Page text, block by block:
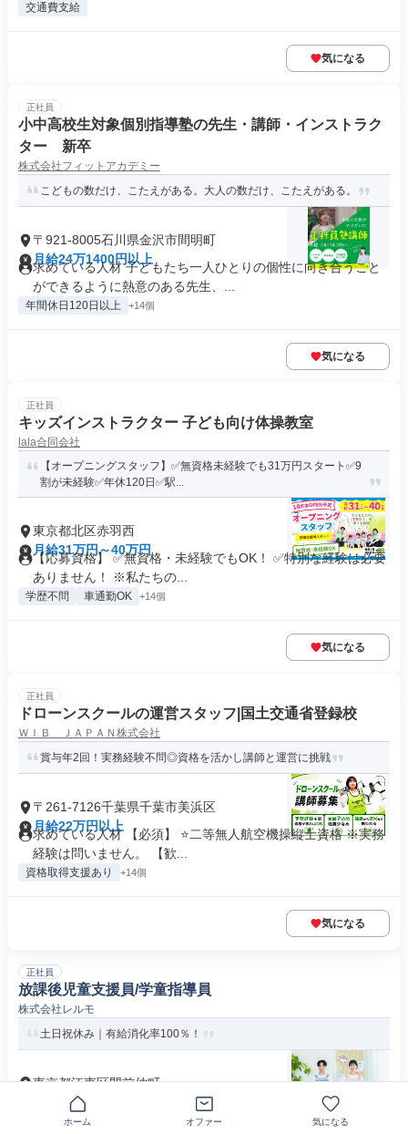
交通費支給
気になる
正社員
小中高校生対象個別指導塾の先生・講師・インストラク
ター 新卒
株式会社フィットアカデミー
こどもの数だけ、こたえがある。大人の数だけ、こたえがある。
〒921-8005石川県金沢市間明町
月給24万1400円以上
求めている人材 子どもたち一人ひとりの個性に向き合うこと
ができるように熱意のある先生、...
年間休日120日以上 +14個
気になる
正社員
キッズインストラクター 子ども向け体操教室
lala合同会社
【オープニングスタッフ】✅無資格未経験でも31万円スタート✅9
割が未経験✅年休120日✅駅...
東京都北区赤羽西
月給31万円～40万円
【応募資格】 ✅無資格・未経験でもOK！ ✅特別な経験は必要
ありません！ ※私たちの...
学歴不問 車通勤OK +14個
気になる
正社員
ドローンスクールの運営スタッフ|国土交通省登録校
ＷＩＢ ＪＡＰＡＮ株式会社
賞与年2回！実務経験不問◎資格を活かし講師と運営に挑戦
〒261-7126千葉県千葉市美浜区
月給22万円以上
求めている人材 【必須】 ⭐二等無人航空機操縦士資格 ※実務
経験は問いません。 【歓...
資格取得支援あり +14個
気になる
正社員
放課後児童支援員/学童指導員
株式会社レルモ
土日祝休み｜有給消化率100％！
東京都江東区門前仲町
月給23万232円以上
求める人材: ■必須要件 下記いずれかの資格をお持ちの方 ・放
課後児童支援員 ...
ホーム オファー 気になる